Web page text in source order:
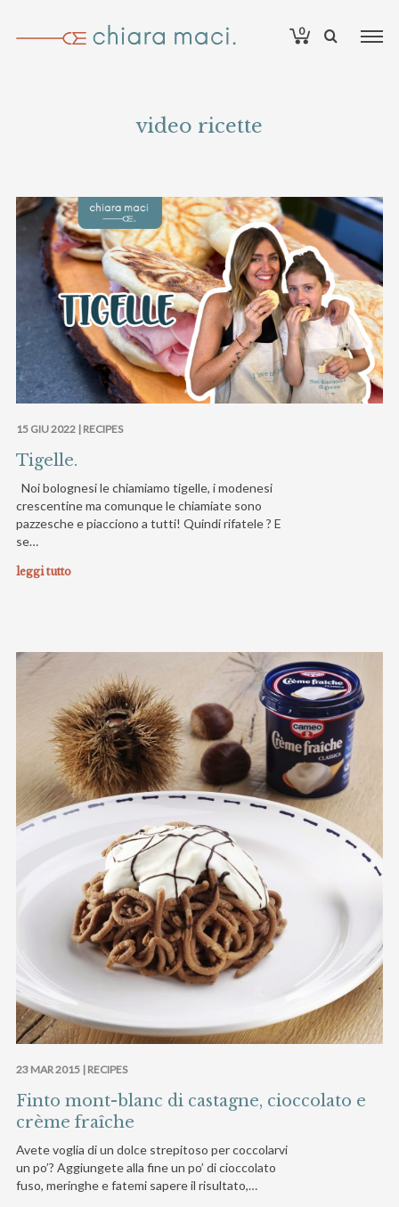
0
video ricette
15 GIU 2022 | RECIPES
Tigelle.
Noi bolognesi le chiamiamo tigelle, i modenesi
crescentine ma comunque le chiamiate sono
pazzesche e piacciono a tutti! Quindi rifatele ? E
se…
leggi tutto
23 MAR 2015 | RECIPES
Finto mont-blanc di castagne, cioccolato e
crème fraîche
Avete voglia di un dolce strepitoso per coccolarvi
un po’? Aggiungete alla fine un po’ di cioccolato
fuso, meringhe e fatemi sapere il risultato,…